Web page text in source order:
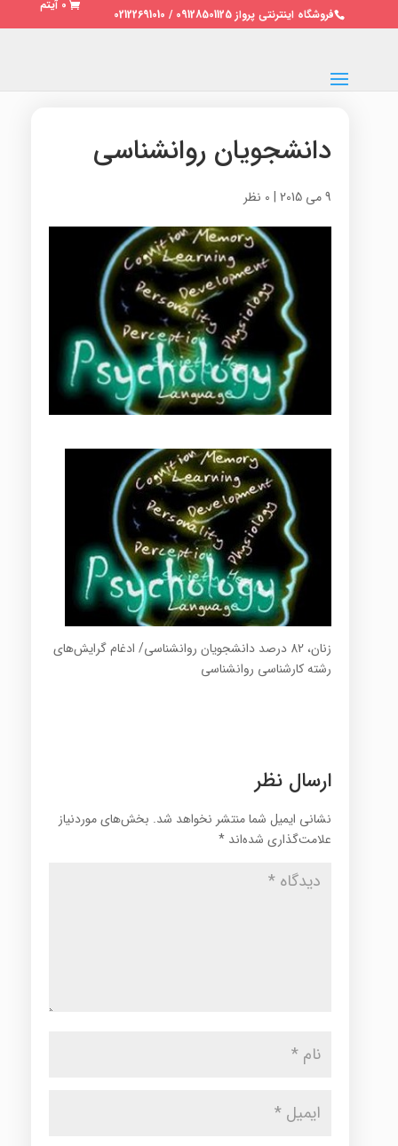
فروشگاه اینترنتی پرواز 09128501125 / 02122691010
0 آیتم
دانشجویان روانشناسی
9 می 2015 | 0 نظر
زنان، 82 درصد دانشجویان روانشناسی/ ادغام گرایش‌های
رشته کارشناسی روانشناسی
ارسال نظر
نشانی ایمیل شما منتشر نخواهد شد. بخش‌های موردنیاز
علامت‌گذاری شده‌اند *